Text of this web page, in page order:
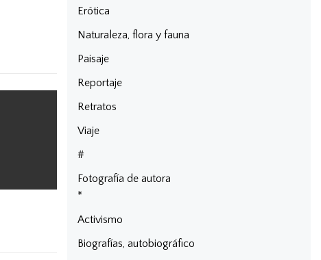
Erótica
Naturaleza, flora y fauna
Paisaje
Reportaje
Retratos
Viaje
#
Fotografía de autora
*
Activismo
Biografías, autobiográfico